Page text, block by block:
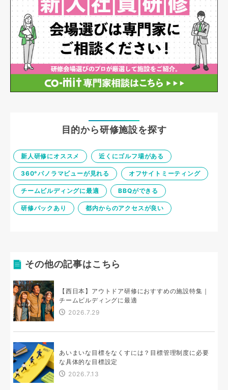
目的から研修施設を探す
新人研修にオススメ 近くにゴルフ場がある
360°パノラマビューが見れる オフサイトミーティング
チームビルディングに最適 BBQができる
研修パックあり 都内からのアクセスが良い
その他の記事はこちら
【西日本】アウトドア研修におすすめの施設特集｜
チームビルディングに最適
2026.7.29
あいまいな目標をなくすには？目標管理制度に必要
な具体的な目標設定
2026.7.13